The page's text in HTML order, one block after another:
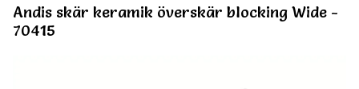
Andis skär keramik överskär blocking Wide -
70415